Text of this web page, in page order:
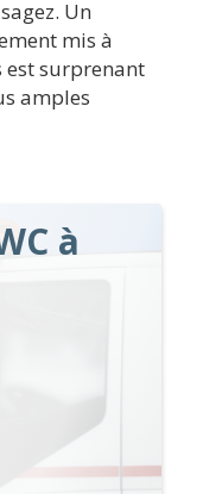
Un
mis à
est surprenant
amples
à